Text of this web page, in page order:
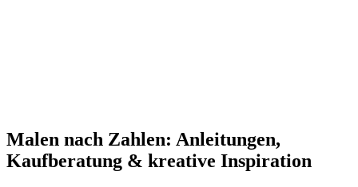
Malen nach Zahlen: Anleitungen,
Kaufberatung & kreative Inspiration